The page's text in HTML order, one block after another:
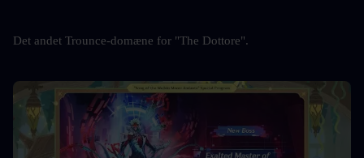
Det andet Trounce-domæne for "The Dottore".